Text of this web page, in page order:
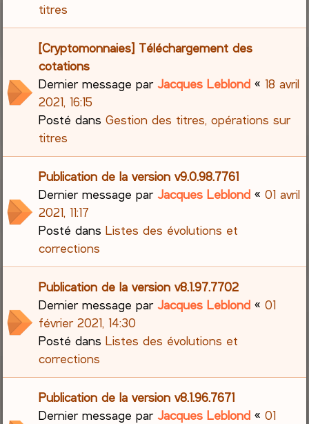
titres
[Cryptomonnaies] Téléchargement des
cotations
Dernier message parJacques Leblond « 18 avril
2021, 16:15
Posté dansGestion des titres, opérations sur
titres
Publication de la version v9.0.98.7761
Dernier message parJacques Leblond «01 avril
2021, 11:17
Posté dansListes des évolutions et
corrections
Publication de la version v8.1.97.7702
Dernier message parJacques Leblond «01
février 2021, 14:30
Posté dansListes des évolutions et
corrections
Publication de la version v8.1.96.7671
Dernier message parJacques Leblond «01